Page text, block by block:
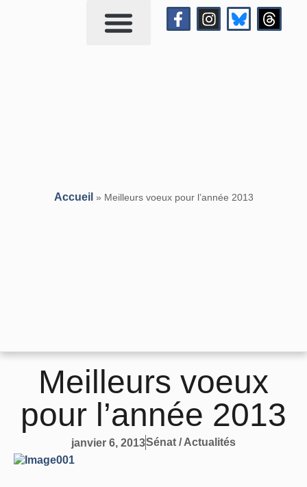
Accueil » Meilleurs voeux pour l’année 2013
Meilleurs voeux
pour l’année 2013
janvier 6, 2013Sénat / Actualités